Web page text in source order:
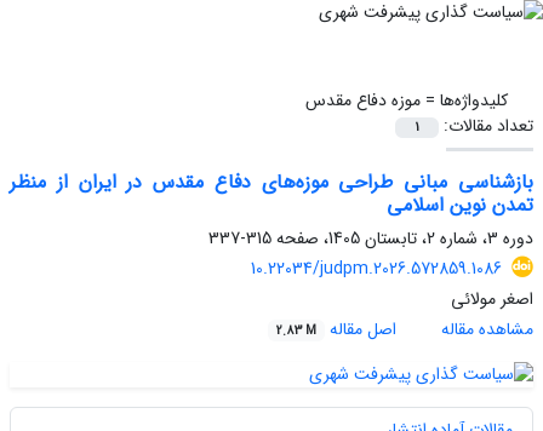
کلیدواژه‌ها =موزه دفاع مقدس
تعداد مقالات:
1
بازشناسی مبانی طراحی موزه‌های دفاع مقدس در ایران از منظر
تمدن نوین اسلامی
دوره 3، شماره 2، تابستان 1405، صفحه
315-337
10.22034/judpm.2026.572859.1086
اصغر مولائی
مشاهده مقاله
اصل مقاله 2.83 M